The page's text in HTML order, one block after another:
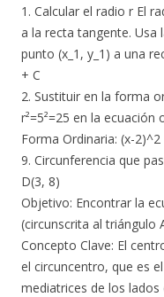
1. Calcular el radio r El
a la recta tangente. Usa
punto (x_1, y_1) a una
+ C
2. Sustituir en la forma
r²=5²=25 en la ecuación
Forma Ordinaria: (x-
9. Circunferencia que
D(3, 8)
​Objetivo: Encontrar la
(circunscrita al triángulo
​Concepto Clave: El
el circuncentro, que es
mediatrices de los lados